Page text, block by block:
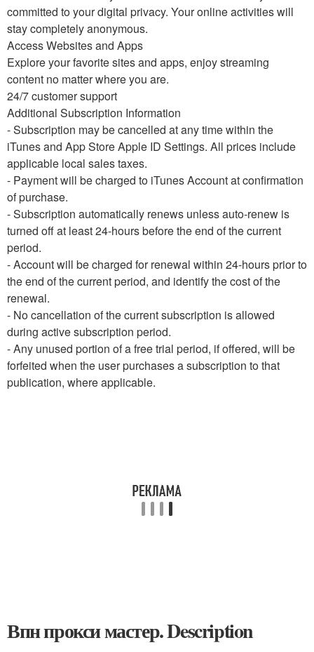
committed to your digital privacy. Your online activities will
stay completely anonymous.
Access Websites and Apps
Explore your favorite sites and apps, enjoy streaming
content no matter where you are.
24/7 customer support
Additional Subscription Information
- Subscription may be cancelled at any time within the
iTunes and App Store Apple ID Settings. All prices include
applicable local sales taxes.
- Payment will be charged to iTunes Account at confirmation
of purchase.
- Subscription automatically renews unless auto-renew is
turned off at least 24-hours before the end of the current
period.
- Account will be charged for renewal within 24-hours prior to
the end of the current period, and identify the cost of the
renewal.
- No cancellation of the current subscription is allowed
during active subscription period.
- Any unused portion of a free trial period, if offered, will be
forfeited when the user purchases a subscription to that
publication, where applicable.
Впн прокси мастер. Description